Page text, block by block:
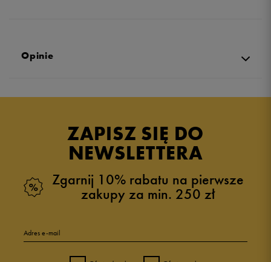
Opinie
ZAPISZ SIĘ DO
NEWSLETTERA
Zgarnij 10% rabatu na pierwsze
zakupy za min. 250 zł
Adres e-mail